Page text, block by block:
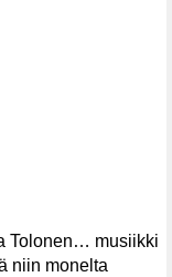
Tolonen… musiikki
niin monelta